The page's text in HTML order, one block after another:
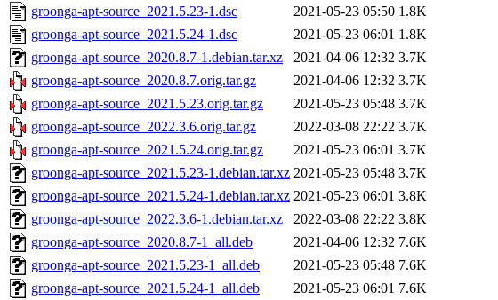
groonga-apt-source_2021.5.23-1.dsc
2021-05-23 05:50 1.8K
groonga-apt-source_2021.5.24-1.dsc
2021-05-23 06:01 1.8K
groonga-apt-source_2020.8.7-1.debian.tar.xz
2021-04-06 12:32 3.7K
groonga-apt-source_2020.8.7.orig.tar.gz
2021-04-06 12:32 3.7K
groonga-apt-source_2021.5.23.orig.tar.gz
2021-05-23 05:48 3.7K
groonga-apt-source_2022.3.6.orig.tar.gz
2022-03-08 22:22 3.7K
groonga-apt-source_2021.5.24.orig.tar.gz
2021-05-23 06:01 3.7K
groonga-apt-source_2021.5.23-1.debian.tar.xz 2021-05-23 05:48 3.7K
groonga-apt-source_2021.5.24-1.debian.tar.xz 2021-05-23 06:01 3.8K
groonga-apt-source_2022.3.6-1.debian.tar.xz
2022-03-08 22:22 3.8K
groonga-apt-source_2020.8.7-1_all.deb
2021-04-06 12:32 7.6K
groonga-apt-source_2021.5.23-1_all.deb
2021-05-23 05:48 7.6K
groonga-apt-source_2021.5.24-1_all.deb
2021-05-23 06:01 7.6K